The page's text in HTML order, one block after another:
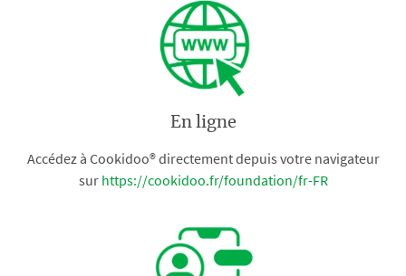
En ligne
Accédez à Cookidoo® directement depuis votre navigateur
sur https://cookidoo.fr/foundation/fr-FR